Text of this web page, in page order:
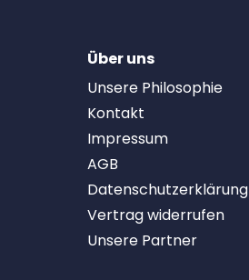
Über uns
Unsere Philosophie
Kontakt
Impressum
AGB
Datenschutzerklärung
Vertrag widerrufen
Unsere Partner